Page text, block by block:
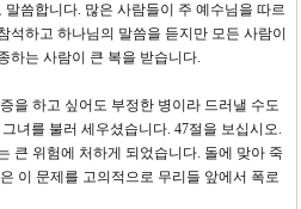
씀합니다. 많은 사람들이 주 예수님을 따르
하고 하나님의 말씀을 듣지만 모든 사람이
하는 사람이 큰 복을 받습니다.
을 하고 싶어도 부정한 병이라 드러낼 수도
녀를 불러 세우셨습니다. 47절을 보십시오.
큰 위험에 처하게 되었습니다. 돌에 맞아 죽
이 문제를 고의적으로 무리들 앞에서 폭로